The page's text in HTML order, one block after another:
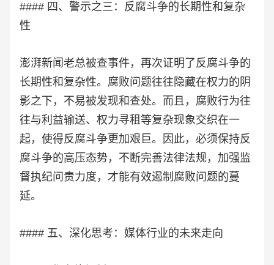
#### 四、警示之三：反腐斗争的长期性和复杂
性
澎湃新闻老总被查事件，再次证明了反腐斗争的
长期性和复杂性。腐败问题往往隐藏在权力的阴
影之下，不易被发现和查处。而且，腐败行为往
往与利益输送、权力寻租等复杂现象交织在一
起，使得反腐斗争更加艰巨。因此，必须保持反
腐斗争的高压态势，不断完善法律法规，加强监
督执纪问责力度，才能有效遏制腐败问题的蔓
延。
#### 五、深化思考：媒体行业的未来走向